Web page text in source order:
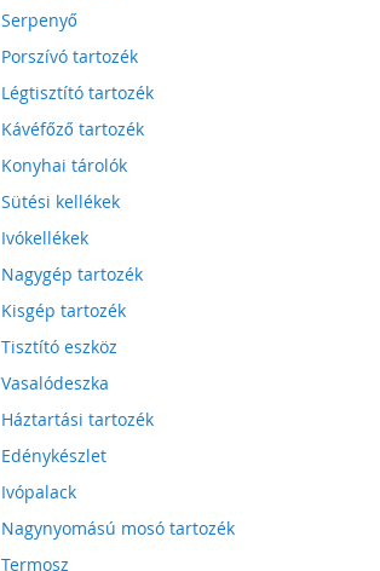
Serpenyő
Porszívó tartozék
Légtisztító tartozék
Kávéfőző tartozék
Konyhai tárolók
Sütési kellékek
Ivókellékek
Nagygép tartozék
Kisgép tartozék
Tisztító eszköz
Vasalódeszka
Háztartási tartozék
Edénykészlet
Ivópalack
Nagynyomású mosó tartozék
Termosz